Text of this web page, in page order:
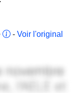
- Voir l'original